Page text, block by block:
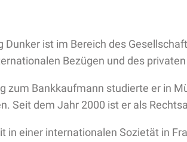
Dunker ist im Bereich des
Bezügen und des
zum Bankkaufmann studierte er in
Seit dem Jahr 2000 ist er als
in einer internationalen Sozietät in